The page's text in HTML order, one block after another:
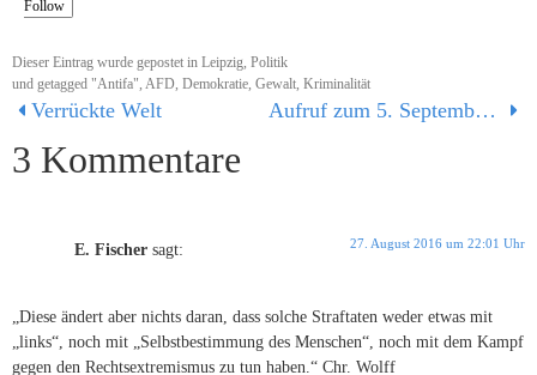
Follow
Dieser Eintrag wurde gepostet in Leipzig, Politik
und getagged "Antifa", AFD, Demokratie, Gewalt, Kriminalität
Verrückte Welt Aufruf zum 5. September 2016
3 Kommentare
E. Fischer sagt: 27. August 2016 um 22:01 Uhr
„Diese ändert aber nichts daran, dass solche Straftaten weder etwas mit
„links“, noch mit „Selbstbestimmung des Menschen“, noch mit dem Kampf
gegen den Rechtsextremismus zu tun haben.“ Chr. Wolff